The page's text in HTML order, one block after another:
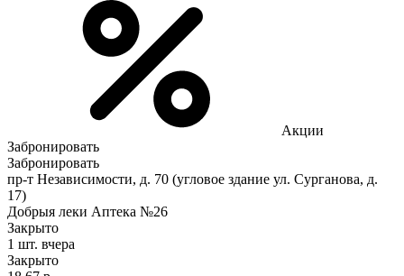
Акции
Забронировать
Забронировать
пр-т Независимости, д. 70 (угловое здание ул. Сурганова, д.
17)
Добрыя леки Аптека №26
Закрыто
1 шт. вчера
Закрыто